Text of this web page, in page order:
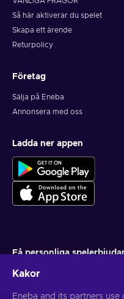
Så här aktiverar du spelet
Skapa ett ärende
Returpolicy
Företag
Sälja på Eneba
Annonsera med oss
Ladda ner appen
Få personliga
Du kan när som helst avsluta
Kakor
Eneba and its partners